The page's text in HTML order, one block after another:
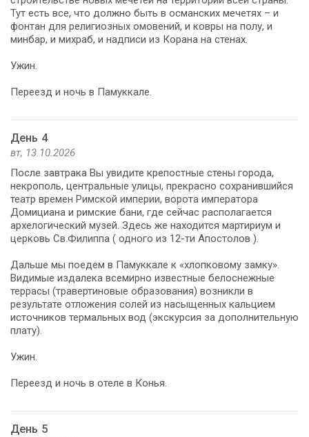
Тут есть все, что должно быть в османских мечетях – и
фонтан для религиозных омовений, и ковры на полу, и
минбар, и михраб, и надписи из Корана на стенах.
Ужин.
Переезд и ночь в Памуккале.
День 4
вт, 13.10.2026
После завтрака Вы увидите крепостные стены города,
некрополь, центральные улицы, прекрасно сохранившийся
театр времен Римской империи, ворота императора
Домициана и римские бани, где сейчас располагается
архелогический музей. Здесь же находится мартириум и
церковь Св.Филиппа ( одного из 12-ти Апостолов ).
Дальше мы поедем в Памуккале к «хлопковому замку».
Видимые издалека всемирно известные белоснежные
террасы (травертиновые образования) возникли в
результате отложения солей из насыщенных кальцием
источников термальных вод (экскурсия за дополнительную
плату).
Ужин.
Переезд и ночь в отеле в Конья.
День 5